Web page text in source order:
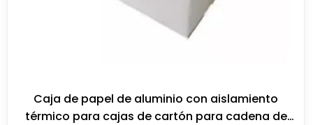
Caja de papel de aluminio con aislamiento
térmico para cajas de cartón para cadena de